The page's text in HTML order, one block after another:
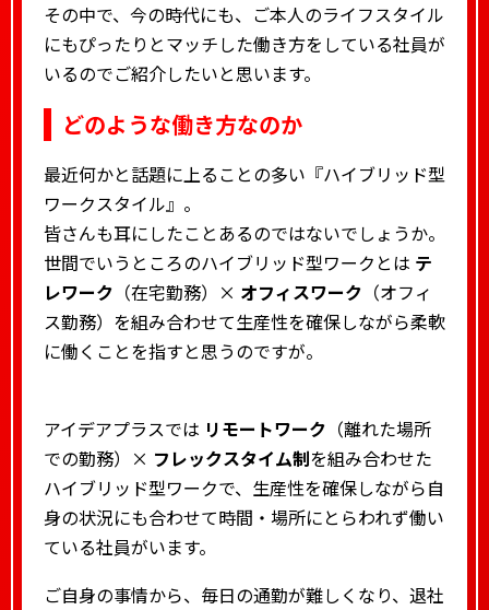
その中で、今の時代にも、ご本人のライフスタイル
にもぴったりとマッチした働き方をしている社員が
いるのでご紹介したいと思います。
どのような働き方なのか
最近何かと話題に上ることの多い『ハイブリッド型
ワークスタイル』。
皆さんも耳にしたことあるのではないでしょうか。
世間でいうところのハイブリッド型ワークとは テ
レワーク （在宅勤務）× オフィスワーク （オフィ
ス勤務）を組み合わせて生産性を確保しながら柔軟
に働くことを指すと思うのですが。
アイデアプラスでは リモートワーク （離れた場所
での勤務）× フレックスタイム制を組み合わせた
ハイブリッド型ワークで、生産性を確保しながら自
身の状況にも合わせて時間・場所にとらわれず働い
ている社員がいます。
ご自身の事情から、毎日の通勤が難しくなり、退社